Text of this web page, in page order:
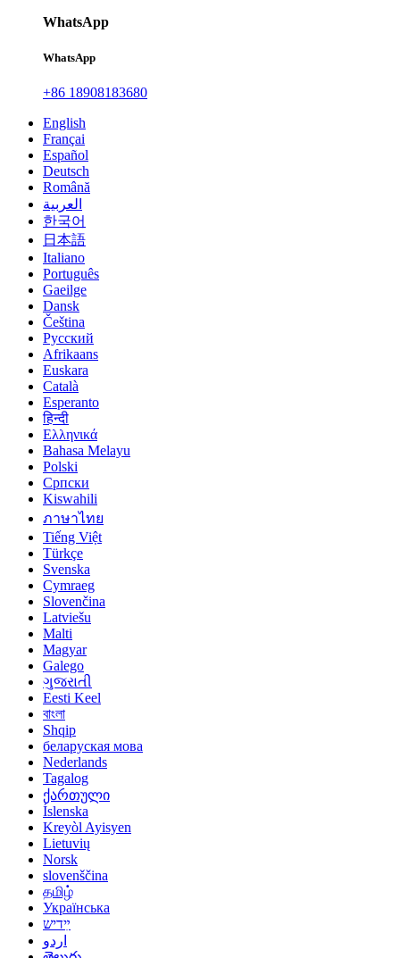
WhatsApp
WhatsApp
+86 18908183680
English
Françai
Español
Deutsch
Română
العربية
한국어
日本語
Italiano
Português
Gaeilge
Dansk
Čeština
Русский
Afrikaans
Euskara
Català
Esperanto
हिन्दी
Ελληνικά
Bahasa Melayu
Polski
Српски
Kiswahili
ภาษาไทย
Tiếng Việt
Türkçe
Svenska
Cymraeg
Slovenčina
Latviešu
Malti
Magyar
Galego
ગુજરાતી
Eesti Keel
বাংলা
Shqip
беларуская мова
Nederlands
Tagalog
ქართული
Íslenska
Kreyòl Ayisyen
Lietuvių
Norsk‎
slovenščina
தமிழ்
Українська
ײִדיש
اردو